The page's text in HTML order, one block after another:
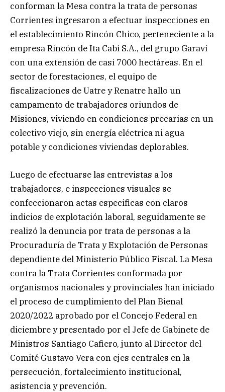
conforman la Mesa contra la trata de personas
Corrientes ingresaron a efectuar inspecciones en
el establecimiento Rincón Chico, perteneciente a la
empresa Rincón de Ita Cabi S.A., del grupo Garaví
con una extensión de casi 7000 hectáreas. En el
sector de forestaciones, el equipo de
fiscalizaciones de Uatre y Renatre hallo un
campamento de trabajadores oriundos de
Misiones, viviendo en condiciones precarias en un
colectivo viejo, sin energía eléctrica ni agua
potable y condiciones viviendas deplorables.
Luego de efectuarse las entrevistas a los
trabajadores, e inspecciones visuales se
confeccionaron actas especificas con claros
indicios de explotación laboral, seguidamente se
realizó la denuncia por trata de personas a la
Procuraduría de Trata y Explotación de Personas
dependiente del Ministerio Público Fiscal. La Mesa
contra la Trata Corrientes conformada por
organismos nacionales y provinciales han iniciado
el proceso de cumplimiento del Plan Bienal
2020/2022 aprobado por el Concejo Federal en
diciembre y presentado por el Jefe de Gabinete de
Ministros Santiago Cafiero, junto al Director del
Comité Gustavo Vera con ejes centrales en la
persecución, fortalecimiento institucional,
asistencia y prevención.